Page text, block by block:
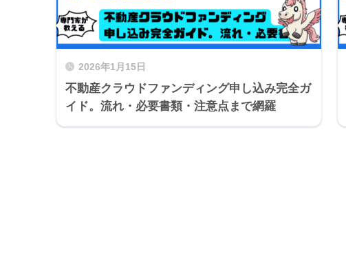
2026年1月15日
不動産クラウドファンディング申し込み完全ガ
イド。流れ・必要書類・注意点まで網羅